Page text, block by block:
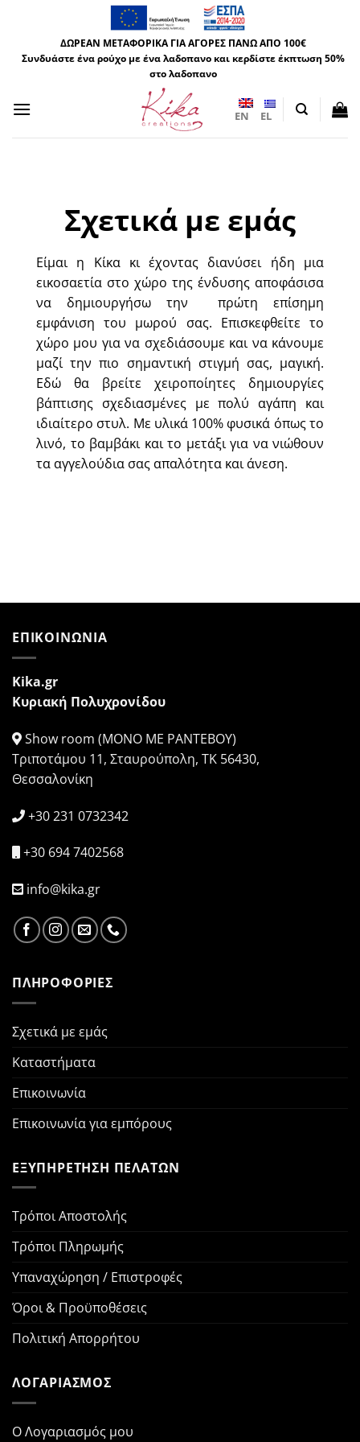
περιεχόμενοΔΩΡΕΑΝ ΜΕΤΑΦΟΡΙΚΑ ΓΙΑ ΑΓΟΡΕΣ ΠΑΝΩ ΑΠΟ 100€
Συνδυάστε ένα ρούχο με ένα λαδοπανο και κερδίστε έκπτωση 50%
στο λαδοπανο
EN EL
Σχετικά με εμάς
Είμαι η Κίκα κι έχοντας διανύσει ήδη μια
εικοσαετία στο χώρο της ένδυσης αποφάσισα
να δημιουργήσω την πρώτη επίσημη
εμφάνιση του μωρού σας. Επισκεφθείτε το
χώρο μου για να σχεδιάσουμε και να κάνουμε
μαζί την πιο σημαντική στιγμή σας, μαγική.
Εδώ θα βρείτε χειροποίητες δημιουργίες
βάπτισης σχεδιασμένες με πολύ αγάπη και
ιδιαίτερο στυλ. Με υλικά 100% φυσικά όπως το
λινό, το βαμβάκι και το μετάξι για να νιώθουν
τα αγγελούδια σας απαλότητα και άνεση.
ΕΠΙΚΟΙΝΩΝΙΑ
Kika.gr
Κυριακή Πολυχρονίδου
Show room (ΜΟΝΟ ΜΕ ΡΑΝΤΕΒΟΥ)
Τριποτάμου 11, Σταυρούπολη, ΤΚ 56430,
Θεσσαλονίκη
+30 231 0732342
+30 694 7402568
info@kika.gr
ΠΛΗΡΟΦΟΡΙΕΣ
Σχετικά με εμάς
Καταστήματα
Επικοινωνία
Επικοινωνία για εμπόρους
ΕΞΥΠΗΡΕΤΗΣΗ ΠΕΛΑΤΩΝ
Τρόποι Αποστολής
Τρόποι Πληρωμής
Υπαναχώρηση / Επιστροφές
Όροι & Προϋποθέσεις
Πολιτική Απορρήτου
ΛΟΓΑΡΙΑΣΜΟΣ
Ο Λογαριασμός μου